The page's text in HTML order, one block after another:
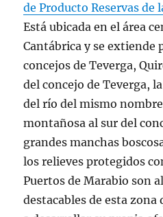
de Producto Reservas de
Está ubicada en el área
Cantábrica y se extiende
concejos de Teverga,
del concejo de Teverga,
del río del mismo
montañosa al sur del
grandes manchas
los relieves protegidos
Puertos de Marabio son
destacables de esta